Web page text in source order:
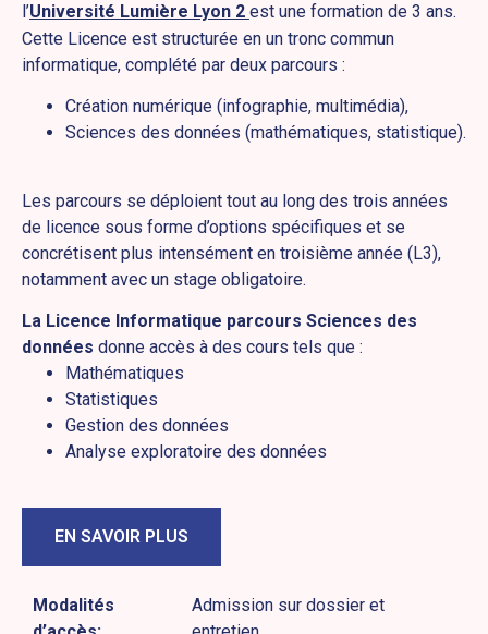
l’Université Lumière Lyon 2 est une formation de 3 ans.
Cette Licence est structurée en un tronc commun
informatique, complété par deux parcours :
Création numérique (infographie, multimédia),
Sciences des données (mathématiques, statistique).
Les parcours se déploient tout au long des trois années
de licence sous forme d’options spécifiques et se
concrétisent plus intensément en troisième année (L3),
notamment avec un stage obligatoire.
La Licence Informatique parcours Sciences des
données donne accès à des cours tels que :
Mathématiques
Statistiques
Gestion des données
Analyse exploratoire des données
EN SAVOIR PLUS
Modalités
Admission sur dossier et